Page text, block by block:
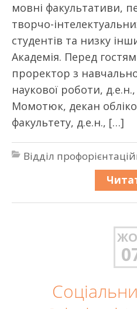
мовні факультативи,
творчо-
студентів та низку
Академія. Перед
проректор з
наукової роботи,
Момотюк, декан
факультету, д.е.н., […]
Відділ